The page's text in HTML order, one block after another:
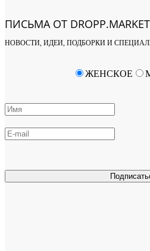
ПИСЬМА ОТ DROPP.MARKET
НОВОСТИ, ИДЕИ, ПОДБОРКИ И
ЖЕНСКОЕ